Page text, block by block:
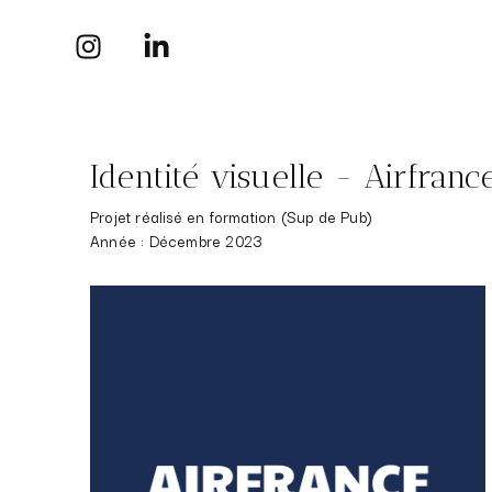
Identité visuelle -
Projet réalisé en formation (Sup de Pub)
Année : Décembre 2023